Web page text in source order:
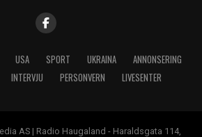
USA SPORT UKRAINA
ANNONSERING
INTERVJU PERSONVERN LIVESENTER
AS | Radio Haugaland - Haraldsgata 114,